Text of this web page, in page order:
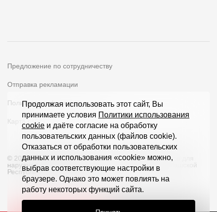
Предложение по сотрудничеству
Отправка рекламации
Политика конфиденциальности
Карта сайта
© 2026 ООО «Дёке Экстружн» - производство товаров для
наружной отделки загородных домов и кровли в Чувашской
Республике и по всей РФ
Продолжая использовать этот сайт, Вы
принимаете условия Политики использования
cookie и даёте согласие на обработку
пользовательских данных (файлов cookie).
Отказаться от обработки пользовательских
данных и использования «cookie» можно,
выбрав соответствующие настройки в
браузере. Однако это может повлиять на
работу некоторых функций сайта.